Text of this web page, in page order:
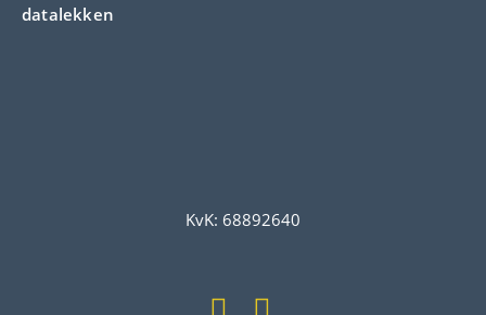
datalekken
KvK: 68892640